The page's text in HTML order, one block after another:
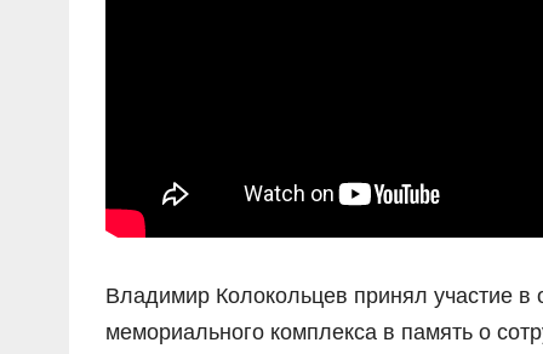
Владимир Колокольцев принял участие
мемориального комплекса в память о